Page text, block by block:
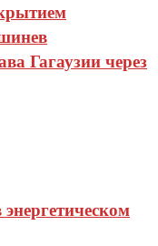
Гагаузии через